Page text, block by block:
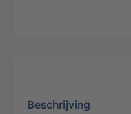
Beschrijving